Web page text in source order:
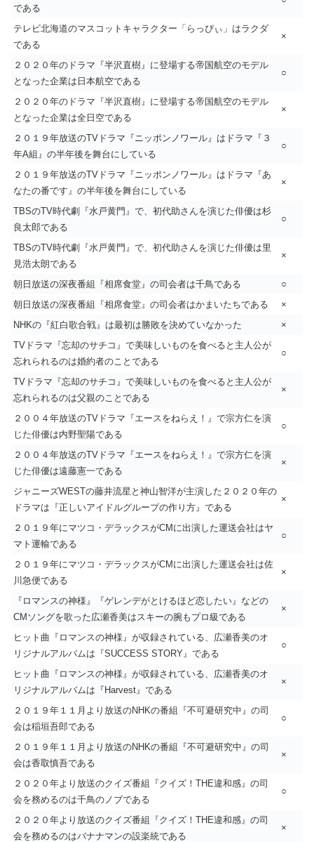
である
テレビ北海道のマスコットキャラクター「らっぴぃ」はラクダ
である
×
２０２０年のドラマ『半沢直樹』に登場する帝国航空のモデル
となった企業は日本航空である
○
２０２０年のドラマ『半沢直樹』に登場する帝国航空のモデル
となった企業は全日空である
×
２０１９年放送のTVドラマ『ニッポンノワール』はドラマ『３
年A組』の半年後を舞台にしている
○
２０１９年放送のTVドラマ『ニッポンノワール』はドラマ『あ
なたの番です』の半年後を舞台にしている
×
TBSのTV時代劇『水戸黄門』で、初代助さんを演じた俳優は杉
良太郎である
○
TBSのTV時代劇『水戸黄門』で、初代助さんを演じた俳優は里
見浩太朗である
×
朝日放送の深夜番組『相席食堂』の司会者は千鳥である
○
朝日放送の深夜番組『相席食堂』の司会者はかまいたちである
×
NHKの『紅白歌合戦』は最初は勝敗を決めていなかった
×
TVドラマ『忘却のサチコ』で美味しいものを食べると主人公が
忘れられるのは婚約者のことである
○
TVドラマ『忘却のサチコ』で美味しいものを食べると主人公が
忘れられるのは父親のことである
×
２００４年放送のTVドラマ『エースをねらえ！』で宗方仁を演
じた俳優は内野聖陽である
○
２００４年放送のTVドラマ『エースをねらえ！』で宗方仁を演
じた俳優は遠藤憲一である
×
ジャニーズWESTの藤井流星と神山智洋が主演した２０２０年の
ドラマは『正しいアイドルグループの作り方』である
×
２０１９年にマツコ・デラックスがCMに出演した運送会社はヤ
マト運輸である
○
２０１９年にマツコ・デラックスがCMに出演した運送会社は佐
川急便である
×
『ロマンスの神様』『ゲレンデがとけるほど恋したい』などの
CMソングを歌った広瀬香美はスキーの腕もプロ級である
×
ヒット曲『ロマンスの神様』が収録されている、広瀬香美のオ
リジナルアルバムは『SUCCESS STORY』である
○
ヒット曲『ロマンスの神様』が収録されている、広瀬香美のオ
リジナルアルバムは『Harvest』である
×
２０１９年１１月より放送のNHKの番組『不可避研究中』の司
会は稲垣吾郎である
○
２０１９年１１月より放送のNHKの番組『不可避研究中』の司
会は香取慎吾である
×
２０２０年より放送のクイズ番組『クイズ！THE違和感』の司
会を務めるのは千鳥のノブである
○
２０２０年より放送のクイズ番組『クイズ！THE違和感』の司
会を務めるのはバナナマンの設楽統である
×